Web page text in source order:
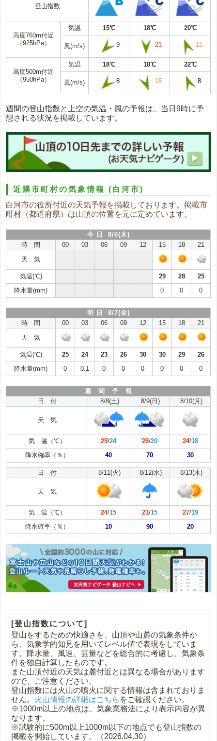
登山指数
高度760m付近
（925hPa）
気温 15℃ 18℃ 20℃
風(m/s) 9 21 11
高度500m付近
（950hPa）
気温 18℃ 18℃ 22℃
風(m/s) 8 15 8
週間の登山指数と上空の気温・風の予報は、当日9時に予
想される状況を掲載しています。
近隣市町村の気象情報(白河市)
白河市の役所付近の天気予報を掲載しております。掲載市
町村（都道府県）は山頂の位置を元に定めています。
今 日 8/6(木)
時 間
00 03 06 09 12 15 18
21
天 気
気温(℃) 29 28
25
降水量(mm)
0 0 0
明 日 8/7(金)
時 間
00 03 06 09 12 15 18
21
天 気
気温(℃) 25 24 23 26 30 30 29
26
降水量(mm)
0 0.1 0 0 0 0 0 0
週 間 予 報
日 付
8/8(土) 8/9(日) 8/10(月)
天 気
気 温（℃） 29/24 28/20 24/18
降水確率（％）
40 70 30
日 付 8/11(火) 8/12(水) 8/13(木)
天 気
気 温（℃） 24/15 21/15 27/19
降水確率（％）
10 90 20
[登山指数について]
登山をするための快適さを、山頂や山麓の気象条件か
ら、気象学的知見を用いてレベル値で表現をしていま
す。降水量、風速、雲量などを総合的に考慮し、気象条
件を独自計算したものです。
また山頂付近の天気は麓付近とは異なる場合があります
ので、ご注意ください。
登山指数には火山の噴火に関する情報は含まれておりま
せん。 火山情報の詳細はこちら をご確認ください。
※1000m以上の地点は、気象業務法により表示内容が異
なります。
※試験的に500m以上1000m以下の地点でも登山指数の
掲載を開始しています。（2026.04.30）